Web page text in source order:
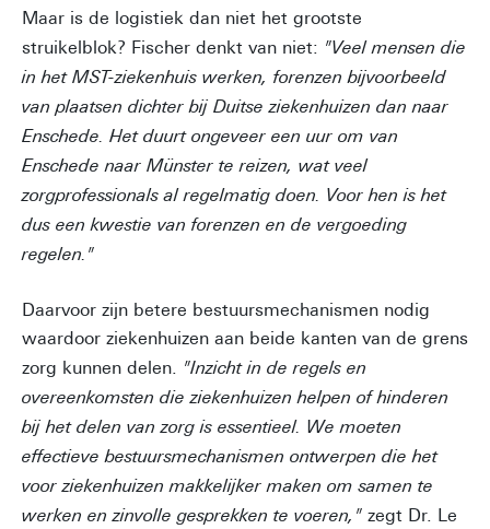
Maar is de logistiek dan niet het grootste
struikelblok? Fischer denkt van niet: "Veel mensen die
in het MST-ziekenhuis werken, forenzen bijvoorbeeld
van plaatsen dichter bij Duitse ziekenhuizen dan naar
Enschede. Het duurt ongeveer een uur om van
Enschede naar Münster te reizen, wat veel
zorgprofessionals al regelmatig doen. Voor hen is het
dus een kwestie van forenzen en de vergoeding
regelen."
Daarvoor zijn betere bestuursmechanismen nodig
waardoor ziekenhuizen aan beide kanten van de grens
zorg kunnen delen. "Inzicht in de regels en
overeenkomsten die ziekenhuizen helpen of hinderen
bij het delen van zorg is essentieel. We moeten
effectieve bestuursmechanismen ontwerpen die het
voor ziekenhuizen makkelijker maken om samen te
werken en zinvolle gesprekken te voeren," zegt Dr. Le